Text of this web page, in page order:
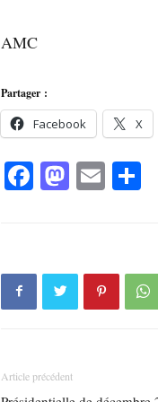
AMC
Partager :
Facebook X
Facebook
Email
Article précédent